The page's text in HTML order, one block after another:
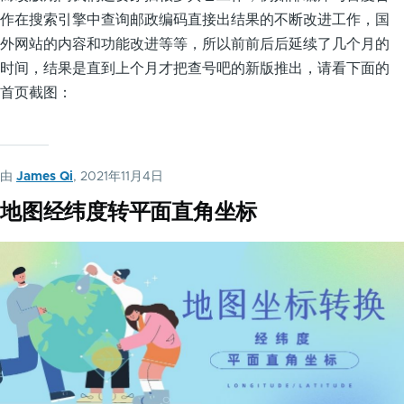
作在搜索引擎中查询邮政编码直接出结果的不断改进工作，国
外网站的内容和功能改进等等，所以前前后后延续了几个月的
时间，结果是直到上个月才把查号吧的新版推出，请看下面的
首页截图：
由 James Qi, 2021年11月4日
地图经纬度转平面直角坐标